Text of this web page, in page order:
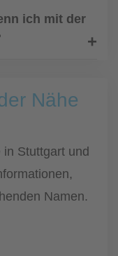
ich mit der
Nähe
Stuttgart und
Namen.